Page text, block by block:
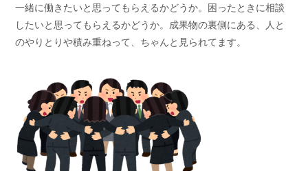
一緒に働きたいと思ってもらえるかどうか。困ったときに相談
したいと思ってもらえるかどうか。成果物の裏側にある、人と
のやりとりや積み重ねって、ちゃんと見られてます。